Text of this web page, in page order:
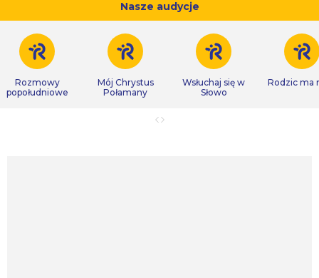
Nasze audycje
Rozmowy
popołudniowe
Mój Chrystus
Połamany
Wsłuchaj się w
Słowo
Rodzic ma